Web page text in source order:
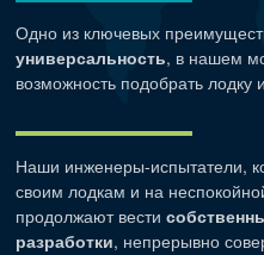
Одно из ключевых
универсальность, в нашем
возможность подобрать
Наши инженеры-испытатели,
своим лодкам и на
продолжают вести
разработки, непрерывно